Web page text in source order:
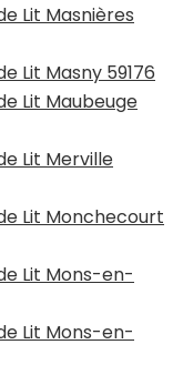
Lit Masnières
Lit Masny 59176
Lit Maubeuge
Lit Merville
Lit Monchecourt
Lit Mons-en-
Lit Mons-en-